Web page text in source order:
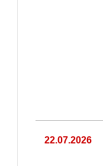
22.07.2026